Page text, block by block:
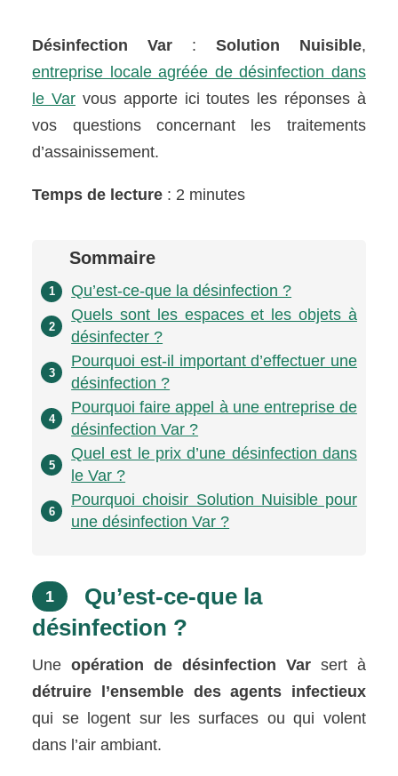
Désinfection Var : Solution Nuisible,
entreprise locale agréée de désinfection dans
le Varvous apporte ici toutes les réponses à
vos questions concernant les traitements
d’assainissement.
Temps de lecture : 2 minutes
Sommaire
1 Qu’est-ce-que la désinfection ?
2
Quels sont les espaces et les objets à
désinfecter ?
3
Pourquoi est-il important d’effectuer une
désinfection ?
4
Pourquoi faire appel à une entreprise de
désinfection Var ?
5
Quel est le prix d’une désinfection dans
le Var ?
6
Pourquoi choisir Solution Nuisible pour
une désinfection Var ?
1
Qu’est-ce-que la
désinfection ?
Une opération de désinfection Varsert à
détruire l’ensemble des agents infectieux
qui se logent sur les surfaces ou qui volent
dans l’air ambiant.